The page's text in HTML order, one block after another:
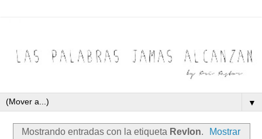
▼
Mostrando entradas con la etiqueta Revlon.
Mostrar